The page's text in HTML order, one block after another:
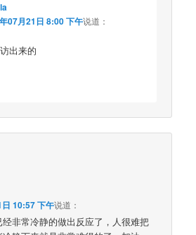
07月21日 8:00 下午说道：
出来的
10:57 下午说道：
非常冷静的做出反应了，人很难把